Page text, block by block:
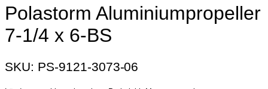
Polastorm Aluminiumpropeller
7-1/4 x 6-BS
SKU: PS-9121-3073-06